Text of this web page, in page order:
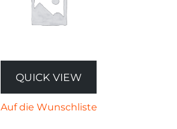
QUICK VIEW
Auf die Wunschliste